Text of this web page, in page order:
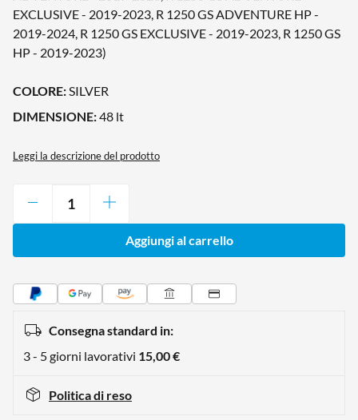
EXCLUSIVE - 2019-2023, R 1250 GS ADVENTURE HP -
2019-2024, R 1250 GS EXCLUSIVE - 2019-2023, R 1250 GS
HP - 2019-2023)
COLORE:SILVER
DIMENSIONE:48 lt
Leggi la descrizione del prodotto
Aggiungi al carrello
Consegna standard in:
3 - 5 giorni lavorativi 15,00 €
Politica di reso